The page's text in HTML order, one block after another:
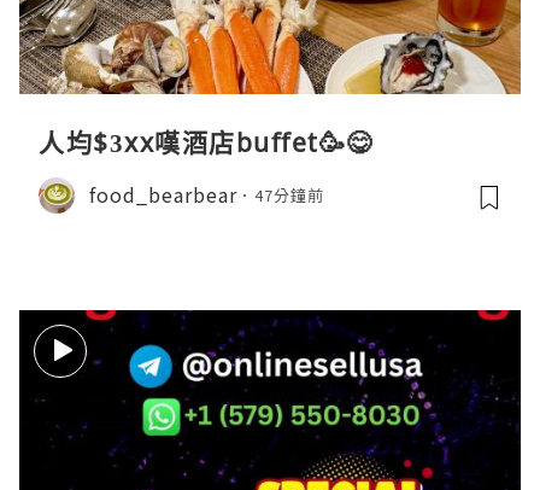
人均$3xx嘆酒店buffet🥳😋
food_bearbear 47分鐘前